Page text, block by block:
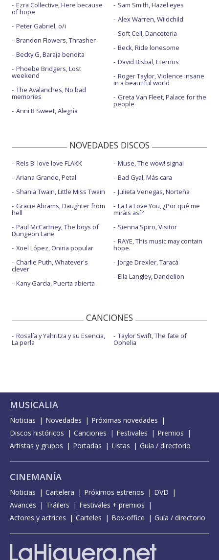
Ezra Collective, Here because
of hope
Peter Gabriel, o/i
Brandon Flowers, Thrasher
Becky G, Baraja bendita
Phoebe Bridgers, Lost
weekend
The Avalanches, No bad
memories
Anni B Sweet, Alegría
Sam Smith, Hazel eyes
Alex Warren, Wildchild
Soft Cell, Danceteria
Beck, Ride lonesome
David Bisbal, Eternos
Roger Taylor, Violence insane
in a beautiful world
Greta Van Fleet, Palace for the
people
NOVEDADES DISCOS
Rels B: love love FLAKK
Ariana Grande, Petal
Shania Twain, Little Miss Twain
Gracie Abrams, Daughter from
hell
Paul McCartney, The boys of
Dungeon Lane
Xoel López, Oniria popular
Charlie Puth, Whatever's
clever
Kany García, Puerta abierta
Muse, The wow! signal
Bad Gyal, Más cara
Julieta Venegas, Norteña
La La Love You, ¿Por qué me
miráis así?
Sienna Spiro, Visitor
RAYE, This music may contain
hope.
Jorge Drexler, Taracá
Ella Langley, Dandelion
CANCIONES
Rosalía y Yahritza y su Esencia,
La perla
Taylor Swift, The fate of
Ophelia
MUSICALIA
Noticias Novedades
Próximas novedades
Discos históricos
Canciones Festivales
Premios
Artistas y grupos
Portadas Listas Guía / directorio
CINEMANÍA
Noticias Cartelera Próximos estrenos
DVD
Avances
Tráilers
Festivales + premios
Actores y actrices
Carteles Box-office Guía / directorio